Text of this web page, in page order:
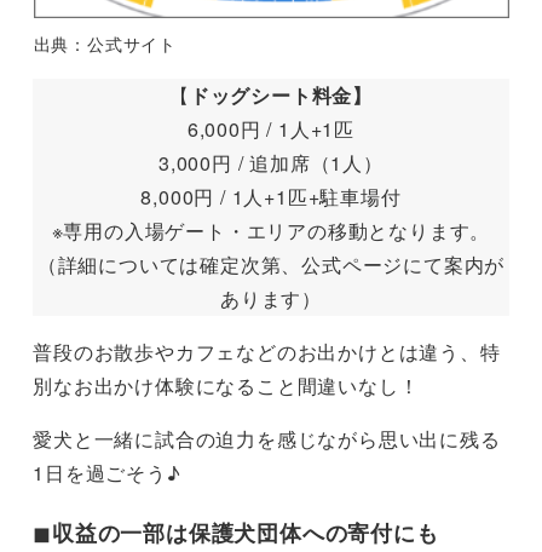
出典：公式サイト
【 ドッグシート料金】
6,000円 / 1人+1匹
3,000円 / 追加席（1人）
8,000円 / 1人+1匹+駐車場付
※専用の入場ゲート・エリアの移動となります。
（詳細については確定次第、公式ページにて案内が
あります）
普段のお散歩やカフェなどのお出かけとは違う、特
別なお出かけ体験になること間違いなし！
愛犬と一緒に試合の迫力を感じながら思い出に残る
1日を過ごそう♪
◼︎収益の一部は保護犬団体への寄付にも